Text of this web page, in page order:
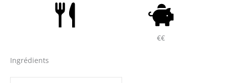
€€
Ingrédients